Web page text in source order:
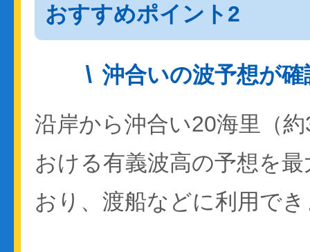
おすすめポイント2
沖合いの波予想が
沿岸から沖合い20海里（
おける有義波高の予想を
おり、渡船などに利用で